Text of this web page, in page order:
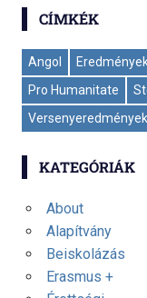
CÍMKÉK
Angol
Pro Humanitate
Versenyeredmények
KATEGÓRIÁK
About
Alapítvány
Beiskolázás
Erasmus +